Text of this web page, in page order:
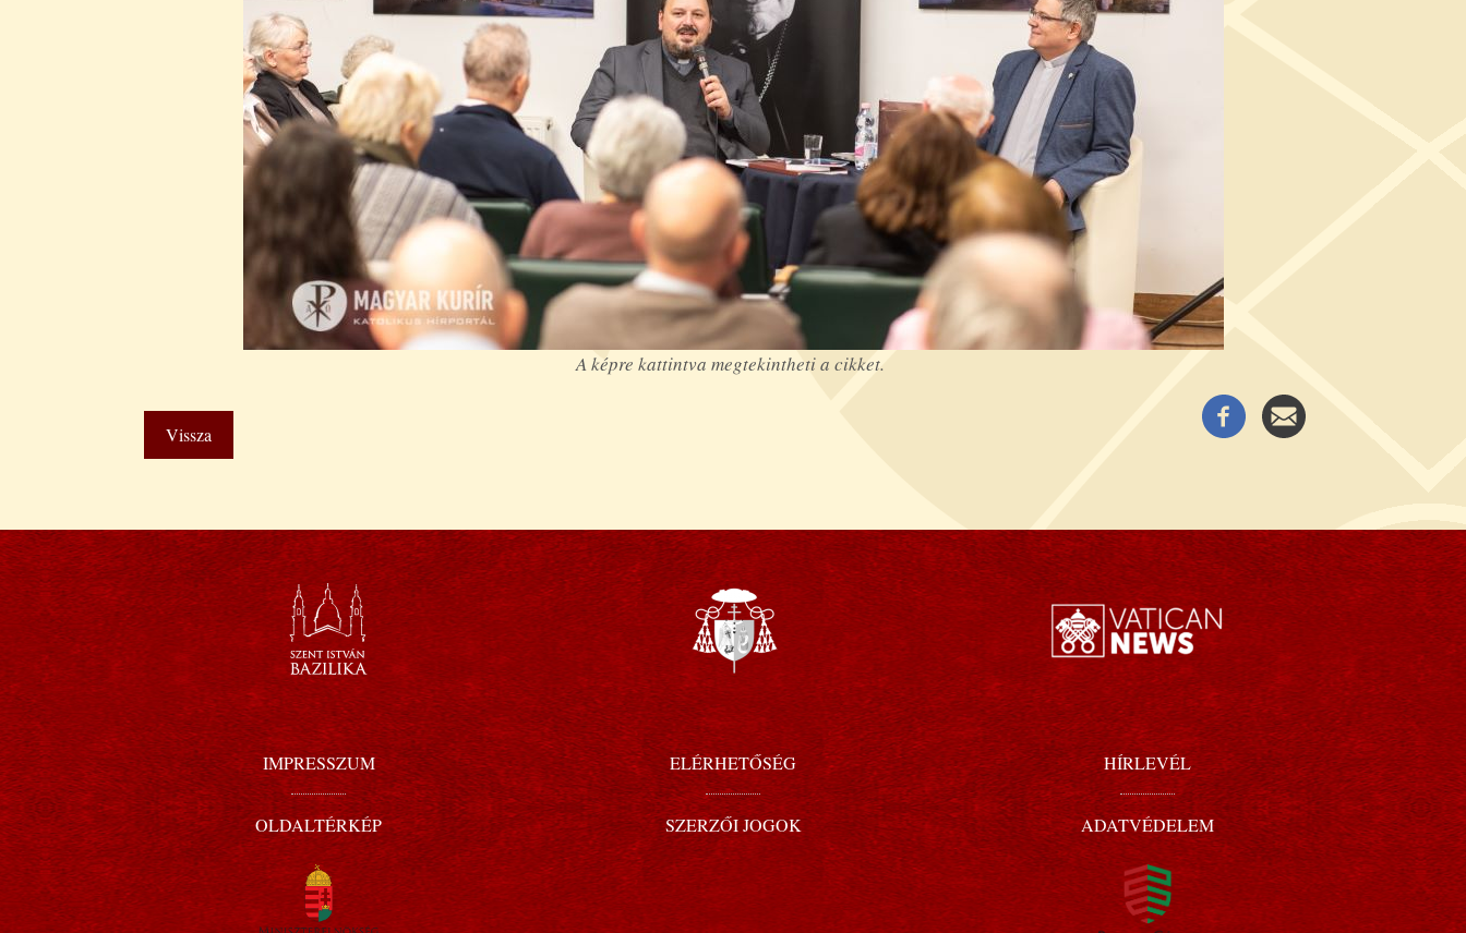
A képre kattintva megtekintheti a cikket.
Vissza
IMPRESSZUM ELÉRHETŐSÉG HÍRLEVÉL
OLDALTÉRKÉP SZERZŐI JOGOK ADATVÉDELEM